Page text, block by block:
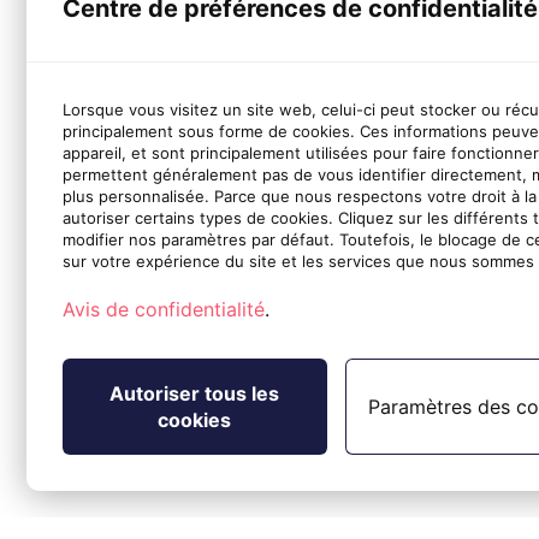
Centre de préférences de confidentialité
Lorsque vous visitez un site web, celui-ci peut stocker ou
principalement sous forme de cookies. Ces informations
appareil, et sont principalement utilisées pour faire
permettent généralement pas de vous identifier directement,
plus personnalisée. Parce que nous respectons votre droit à
autoriser certains types de cookies. Cliquez sur les
modifier nos paramètres par défaut. Toutefois, le blocage de
sur votre expérience du site et les services que nous
Avis de confidentialité.
Autoriser tous les
cookies
Paramètres des